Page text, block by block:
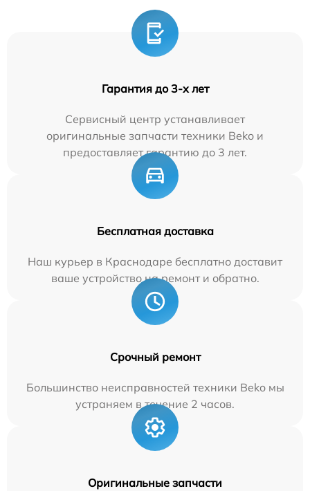
Гарантия до 3-х лет
Сервисный центр устанавливает
оригинальные запчасти техники Beko и
предоставляет гарантию до 3 лет.
Бесплатная доставка
Наш курьер в Краснодаре бесплатно доставит
ваше устройство на ремонт и обратно.
Срочный ремонт
Большинство неисправностей техники Beko мы
устраняем в течение 2 часов.
Оригинальные запчасти